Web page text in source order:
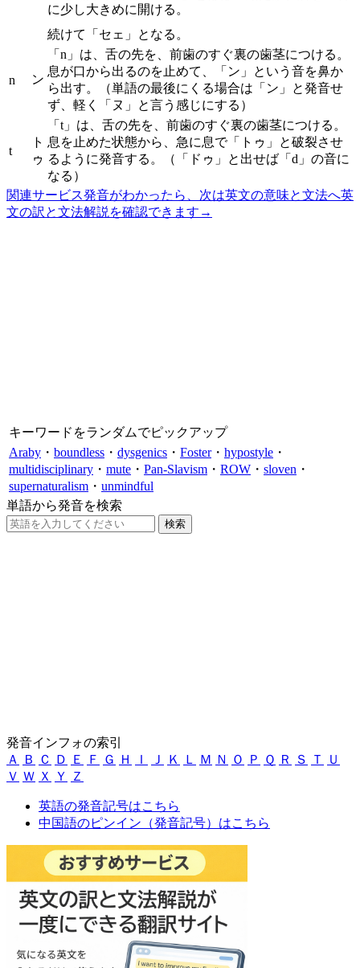
に少し大きめに開ける。
続けて「セェ」となる。
n ン
「n」は、舌の先を、前歯のすぐ裏の歯茎につける。
息が口から出るのを止めて、「ン」という音を鼻か
ら出す。（単語の最後にくる場合は「ン」と発音せ
ず、軽く「ヌ」と言う感じにする）
t
ト
ゥ
「t」は、舌の先を、前歯のすぐ裏の歯茎につける。
息を止めた状態から、急に息で「トゥ」と破裂させ
るように発音する。（「ドゥ」と出せば「d」の音に
なる）
関連サービス発音がわかったら、次は英文の意味と文法へ英
文の訳と文法解説を確認できます →
キーワードをランダムでピックアップ
Araby ・ boundless ・ dysgenics ・ Foster・ hypostyle ・
multidisciplinary ・ mute ・ Pan-Slavism ・ ROW ・ sloven ・
supernaturalism ・ unmindful
単語から発音を検索
発音インフォの索引
Ａ
Ｂ Ｃ Ｄ Ｅ Ｆ Ｇ Ｈ Ｉ Ｊ Ｋ Ｌ Ｍ Ｎ Ｏ Ｐ Ｑ Ｒ Ｓ Ｔ
Ｕ
Ｖ Ｗ Ｘ Ｙ Ｚ
英語の発音記号はこちら
中国語のピンイン（発音記号）はこちら